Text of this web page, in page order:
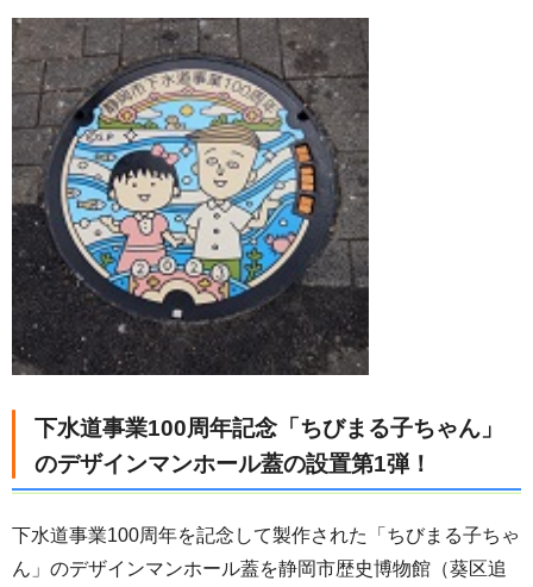
下水道事業100周年記念「ちびまる子ちゃん」
のデザインマンホール蓋の設置第1弾！
下水道事業100周年を記念して製作された「ちびまる子ちゃ
ん」のデザインマンホール蓋を静岡市歴史博物館（葵区追